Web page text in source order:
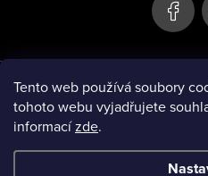
Tento web používá soubory
tohoto webu vyjadřujete
informacízde.
Instagram
Informace pro vás